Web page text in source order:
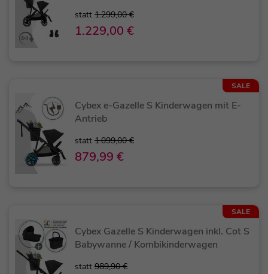
statt 1.299,00 €
1.229,00 €
SALE
Cybex e-Gazelle S Kinderwagen mit E-
Antrieb
statt 1.099,00 €
879,99 €
SALE
Cybex Gazelle S Kinderwagen inkl. Cot S
Babywanne / Kombikinderwagen
statt 989,90 €